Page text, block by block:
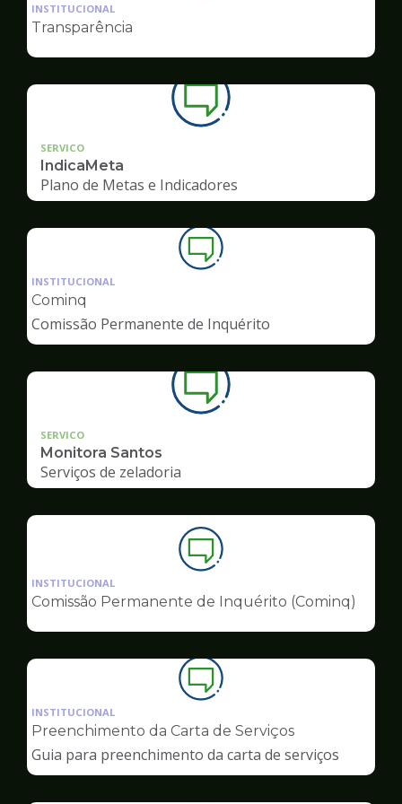
Ouvidoria
INSTITUCIONAL
Transparência
SERVICO
IndicaMeta
Plano de Metas e Indicadores
Ilustração
da
de
Ouvidoria
INSTITUCIONAL
Cominq
Comissão Permanente de Inquérito
SERVICO
Monitora Santos
Serviços de zeladoria
Ilustração
da
pagina
Ouvidoria
INSTITUCIONAL
Comissão Permanente de Inquérito (Cominq)
Ilustração
da
pagina
de
Ouvidoria
INSTITUCIONAL
Preenchimento da Carta de Serviços
Guia para preenchimento da carta de serviços